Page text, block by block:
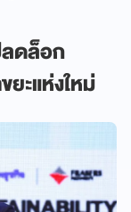
ลดล็อก
ะแห่งใหม่